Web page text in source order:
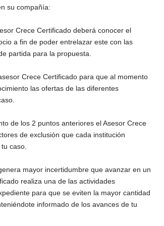
su compañía:
Crece Certificado deberá conocer el
a fin de poder entrelazar este con las
partida para la propuesta.
Crece Certificado para que al momento
las ofertas de las diferentes
de los 2 puntos anteriores el Asesor Crece
de exclusión que cada institución
caso.
mayor incertidumbre que avanzar en un
realiza una de las actividades
para que se eviten la mayor cantidad
informado de los avances de tu